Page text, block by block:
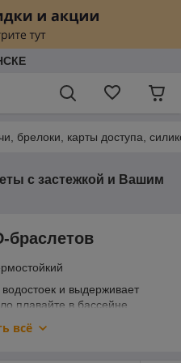
брелоки, карты доступа,
с застежкой и Вашим
браслетов
и выдерживает
плавайте в бассейне,
всё